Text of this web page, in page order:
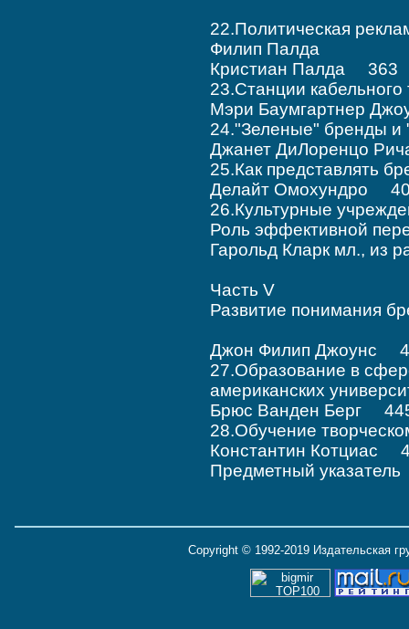
22.Политическая
Филип Палда
Кристиан Палда 363
23.Станции
Мэри Баумгартнер
24."Зеленые" бренды
Джанет ДиЛоренцо
25.Как представлять
Делайт Омохундро
26.Культурные
Роль эффективной
Гарольд Кларк мл., из
Часть V
Развитие понимания
Джон Филип Джоунс
27.Образование в
американских
Брюс Ванден Берг
28.Обучение
Константин Котциас
Предметный
Copyright © 1992-2019 Издательская